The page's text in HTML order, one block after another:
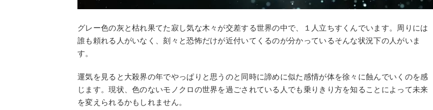
グレー色の灰と枯れ果てた寂し気な木々が交差する世界の中で、１人立ちすくんでいます。周りには
誰も頼れる人がいなく、刻々と恐怖だけが近付いてくるのが分かっているそんな状況下の人がいま
す。
運気を見ると大殺界の年でやっぱりと思うのと同時に諦めに似た感情が体を徐々に蝕んでいくのを感
じます。現状、色のないモノクロの世界を過ごされている人でも乗りきり方を知ることによって未来
を変えられるかもしれません。